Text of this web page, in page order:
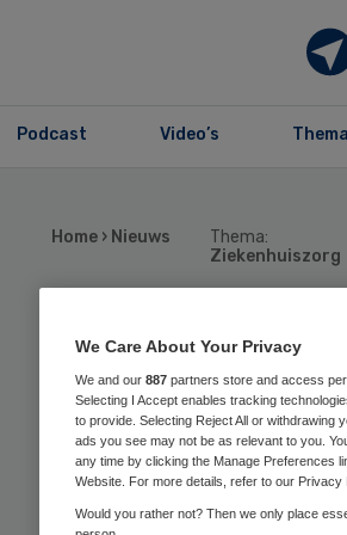
Podcast Video’s
Home › Nieuws
Thema:
Ziekenhuiszorg
Pieter
JBZ
We Care About Your Privacy
We and our 887 partners store and access
Selecting I Accept enables tracking
to provide. Selecting Reject All or withdrawing
ads you see may not be as relevant to you.
any time by clicking the Manage Preferences
Website. For more details, refer to our Privacy
Would you rather not? Then we only place